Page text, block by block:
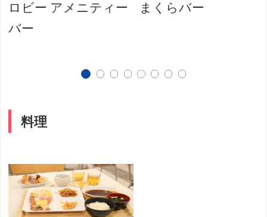
ロビー アメニティー
バー
まくらバー
料理